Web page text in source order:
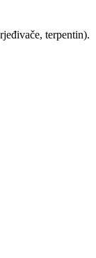
terpentin).